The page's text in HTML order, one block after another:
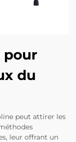
pour
du
peut attirer les
leur offrant un